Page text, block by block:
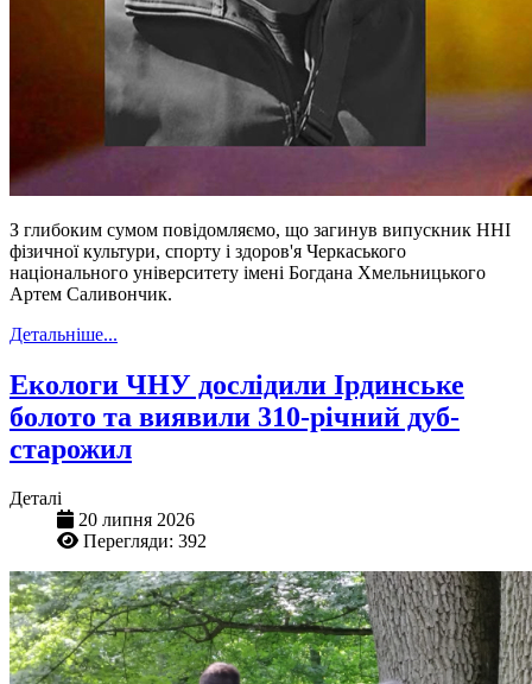
З глибоким сумом повідомляємо, що загинув випускник ННІ
фізичної культури, спорту і здоров'я Черкаського
національного університету імені Богдана Хмельницького
Артем Саливончик.
Детальніше...
Екологи ЧНУ дослідили Ірдинське
болото та виявили 310-річний дуб-
старожил
Деталі
20 липня 2026
Перегляди: 392